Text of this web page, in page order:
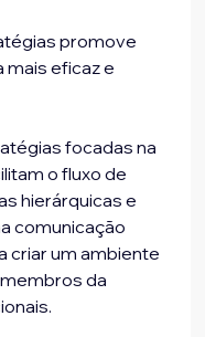
promove
mais eficaz e
focadas na
o fluxo de
hierárquicas e
comunicação
criar um ambiente
da